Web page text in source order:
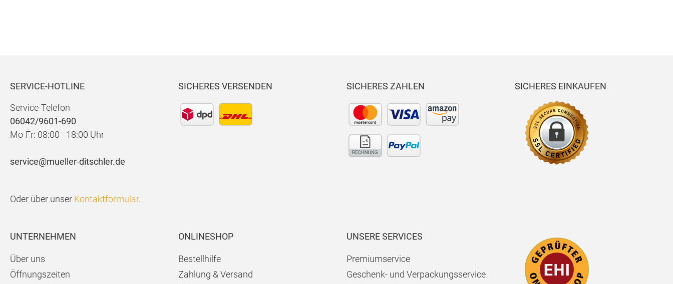
SERVICE-HOTLINE
Service-Telefon
06042/9601-690
Mo-Fr: 08:00 - 18:00 Uhr
service@mueller-ditschler.de
Oder über unser Kontaktformular.
SICHERES VERSENDEN SICHERES ZAHLEN SICHERES EINKAUFEN
UNTERNEHMEN
Über uns
Öffnungszeiten
ONLINESHOP
Bestellhilfe
Zahlung & Versand
UNSERE SERVICES
Premiumservice
Geschenk- und Verpackungsservice